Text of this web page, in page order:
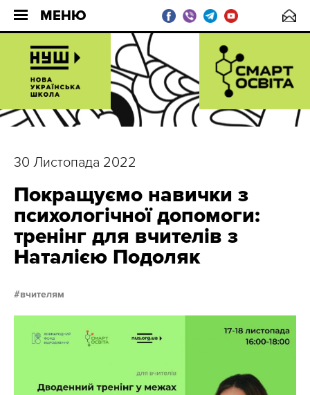
МЕНЮ
30 Листопада 2022
Покращуємо навички з
психологічної допомоги:
тренінг для вчителів з
Наталією Подоляк
вчителям